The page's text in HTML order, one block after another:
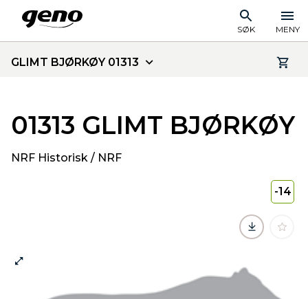
SØK MENY
GLIMT BJØRKØY 01313
01313 GLIMT BJØRKØY
NRF Historisk / NRF
-14